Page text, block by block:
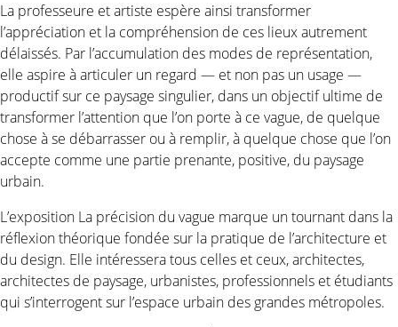
La professeure et artiste espère ainsi transformer
l’appréciation et la compréhension de ces lieux autrement
délaissés. Par l’accumulation des modes de représentation,
elle aspire à articuler un regard — et non pas un usage —
productif sur ce paysage singulier, dans un objectif ultime de
transformer l’attention que l’on porte à ce vague, de quelque
chose à se débarrasser ou à remplir, à quelque chose que l’on
accepte comme une partie prenante, positive, du paysage
urbain.
L’exposition La précision du vague marque un tournant dans la
réflexion théorique fondée sur la pratique de l’architecture et
du design. Elle intéressera tous celles et ceux, architectes,
architectes de paysage, urbanistes, professionnels et étudiants
qui s’interrogent sur l’espace urbain des grandes métropoles.